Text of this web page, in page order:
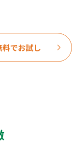
料でお試し